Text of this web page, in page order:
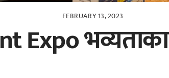
FEBRUARY 13, 2023
Expo